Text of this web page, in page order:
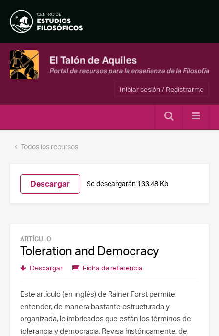
Iniciar sesión / Registrarme
Todos los recursos
Descargar Se descargarán 133.48 Kb
ARTÍCULO
Toleration and Democracy
Descargar Ficha de referencia
Este artículo (en inglés) de Rainer Forst permite
entender, de manera bastante estructurada y
organizada, lo imbricados que están los términos de
tolerancia y democracia. Revisa históricamente, de